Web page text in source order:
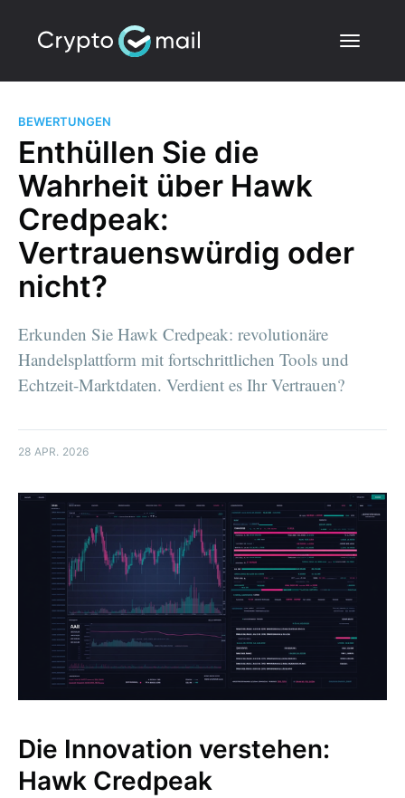
BEWERTUNGEN
Enthüllen Sie die
Wahrheit über Hawk
Credpeak:
Vertrauenswürdig oder
nicht?
Erkunden Sie Hawk Credpeak: revolutionäre
Handelsplattform mit fortschrittlichen Tools und
Echtzeit-Marktdaten. Verdient es Ihr Vertrauen?
28 APR. 2026
Die Innovation verstehen:
Hawk Credpeak